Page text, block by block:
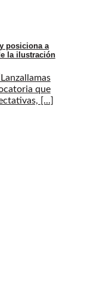
posiciona a
la ilustración
que
[...]